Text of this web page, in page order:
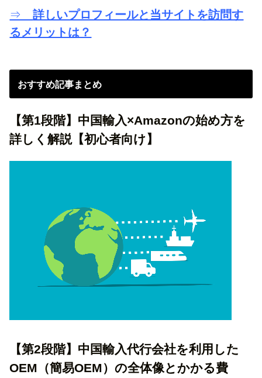
⇒詳しいプロフィールと当サイトを訪問す
るメリットは？
おすすめ記事まとめ
【第1段階】中国輸入×Amazonの始め方を
詳しく解説【初心者向け】
【第2段階】中国輸入代行会社を利用した
OEM（簡易OEM）の全体像とかかる費